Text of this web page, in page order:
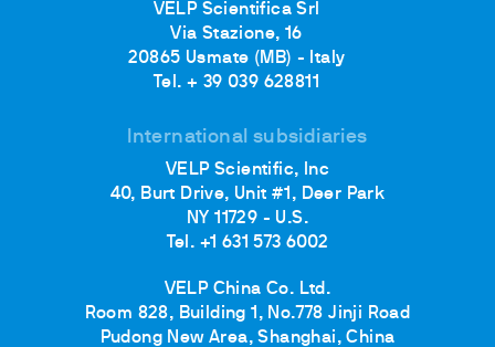
VELP Scientifica Srl
Via Stazione, 16
20865 Usmate (MB) - Italy
Tel. + 39 039 628811
International subsidiaries
VELP Scientific, Inc
40, Burt Drive, Unit #1, Deer Park
NY 11729 - U.S.
Tel. +1 631 573 6002
VELP China Co. Ltd.
Room 828, Building 1, No.778 Jinji Road
Pudong New Area, Shanghai, China